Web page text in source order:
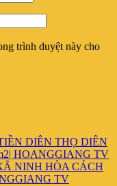
trình duyệt này cho
DIÊN THỌ DIÊN
HOANGGIANG TV
NINH HÒA CÁCH
TV